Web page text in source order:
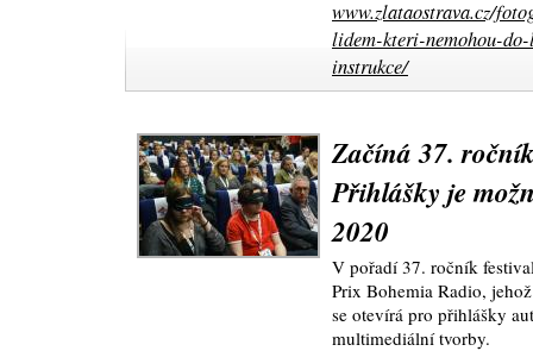
www.zlataostrava.cz/
lidem-kteri-nemohou-
instrukce/
Začíná 37.
Přihlášky je
2020
V pořadí 37. ročník
Prix Bohemia Radio,
se otevírá pro přihlášky
multimediální tvorby.